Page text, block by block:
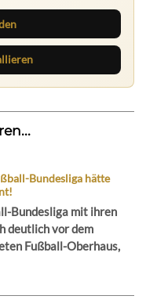
Bundesliga hätte
Bundesliga mit ihren
deutlich vor dem
Fußball-Oberhaus,